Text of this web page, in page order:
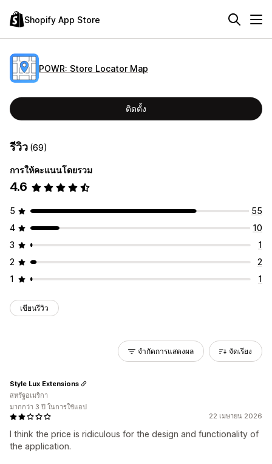
Shopify App Store
POWR: Store Locator Map
ติดตั้ง
รีวิว (69)
การให้คะแนนโดยรวม
4.6
5
55
4
10
3
1
2
2
1
1
เขียนรีวิว
จำกัดการแสดงผล จัดเรียง
22 เมษายน 2026
I think the price is ridiculous for the design and functionality of
the application.
Style Lux Extensions
สหรัฐอเมริกา
มากกว่า 3 ปี ในการใช้แอป